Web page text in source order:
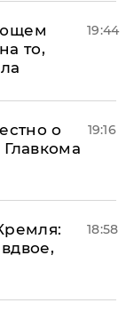
то,
19:44
о
19:16
18:58